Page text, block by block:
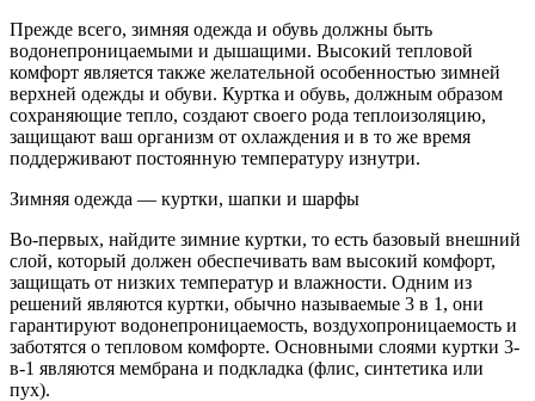
Прежде всего, зимняя одежда и обувь должны быть
водонепроницаемыми и дышащими. Высокий тепловой
комфорт является также желательной особенностью зимней
верхней одежды и обуви. Куртка и обувь, должным образом
сохраняющие тепло, создают своего рода теплоизоляцию,
защищают ваш организм от охлаждения и в то же время
поддерживают постоянную температуру изнутри.
Зимняя одежда — куртки, шапки и шарфы
Во-первых, найдите зимние куртки, то есть базовый внешний
слой, который должен обеспечивать вам высокий комфорт,
защищать от низких температур и влажности. Одним из
решений являются куртки, обычно называемые 3 в 1, они
гарантируют водонепроницаемость, воздухопроницаемость и
заботятся о тепловом комфорте. Основными слоями куртки 3-
в-1 являются мембрана и подкладка (флис, синтетика или
пух).